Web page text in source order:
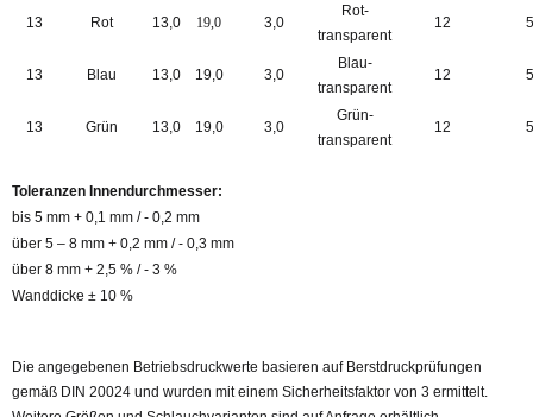
13 Rot 13,0 19,0 3,0
Rot-
transparent
12
13 Blau 13,0 19,0 3,0
Blau-
transparent
12
13 Grün 13,0 19,0 3,0
Grün-
transparent
12
Toleranzen Innendurchmesser:
bis 5 mm + 0,1 mm / - 0,2 mm
über 5 – 8 mm + 0,2 mm / - 0,3 mm
über 8 mm + 2,5 % / - 3 %
Wanddicke ± 10 %
Die angegebenen Betriebsdruckwerte basieren auf Berstdruckprüfungen
gemäß DIN 20024 und wurden mit einem Sicherheitsfaktor von 3 ermittelt.